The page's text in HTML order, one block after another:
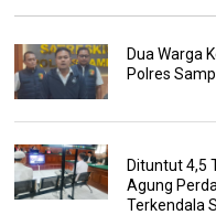
Dua Warga
Polres
Dituntut 4,5
Agung
Terkendala